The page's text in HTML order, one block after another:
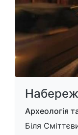
Археологія
Біля